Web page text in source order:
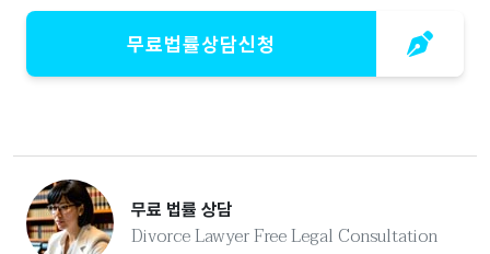
무료법률상담신청
무료 법률 상담
Divorce Lawyer Free Legal Consultation